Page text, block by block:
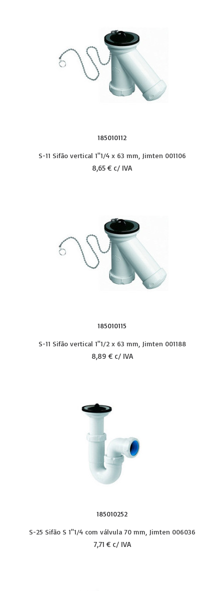
185010112
S-11 Sifão vertical 1''1/4 x 63 mm, Jimten 001106
8,65 € c/ IVA
185010115
S-11 Sifão vertical 1''1/2 x 63 mm, Jimten 001188
8,89 € c/ IVA
185010252
S-25 Sifão S 1''1/4 com válvula 70 mm, Jimten 006036
7,71 € c/ IVA